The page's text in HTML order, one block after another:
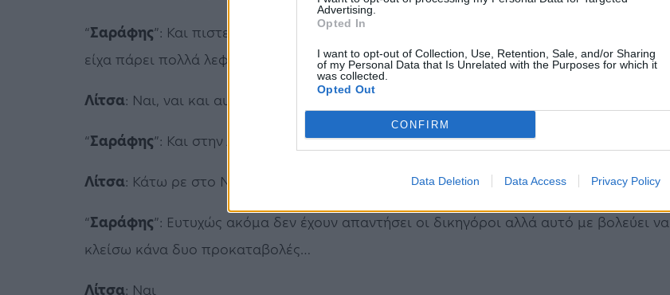
Advertising.
Opted In
I want to opt-out of Collection, Use, Retention, Sale, and/or Sharing
of my Personal Data that Is Unrelated with the Purposes for which it
was collected.
Opted Out
CONFIRM
Data Deletion Data Access Privacy Policy
“Σαράφης”: Και πιστεύω τώρα τα λεφτά θα έρθουν. Αν δεν ήταν δύσκολές ημέρες θα
είχα πάρει πολλά λεφτά.
Λίτσα: Ναι, ναι και αυτά και κάτω στην Αραβία.
“Σαράφης”: Και στην Αραβία ναι.
Λίτσα: Κάτω ρε στο Ντουμπάι, στο Ντουμπάι.
“Σαράφης”: Ευτυχώς ακόμα δεν έχουν απαντήσει οι δικηγόροι αλλά αυτό με βολεύει να
κλείσω κάνα δυο προκαταβολές…
Λίτσα: Ναι